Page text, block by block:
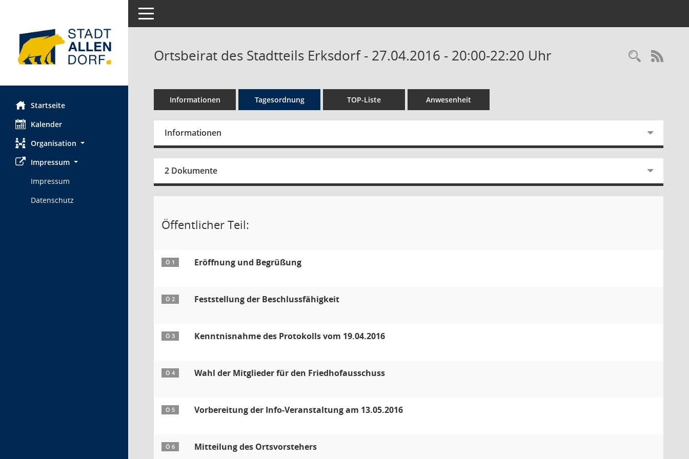
Startseite
Kalender
Organisation
Impressum
Impressum
Datenschutz
Toggle navigation
Ortsbeirat des Stadtteils Erksdorf - 27.04.2016 - 20:00-22:20 Uhr
Informationen Tagesordnung TOP-Liste Anwesenheit
Informationen
2 Dokumente
Öffentlicher Teil:
Ö 1 Eröffnung und Begrüßung
Ö 2 Feststellung der Beschlussfähigkeit
Ö 3 Kenntnisnahme des Protokolls vom 19.04.2016
Ö 4 Wahl der Mitglieder für den Friedhofausschuss
Ö 5 Vorbereitung der Info-Veranstaltung am 13.05.2016
Ö 6 Mitteilung des Ortsvorstehers